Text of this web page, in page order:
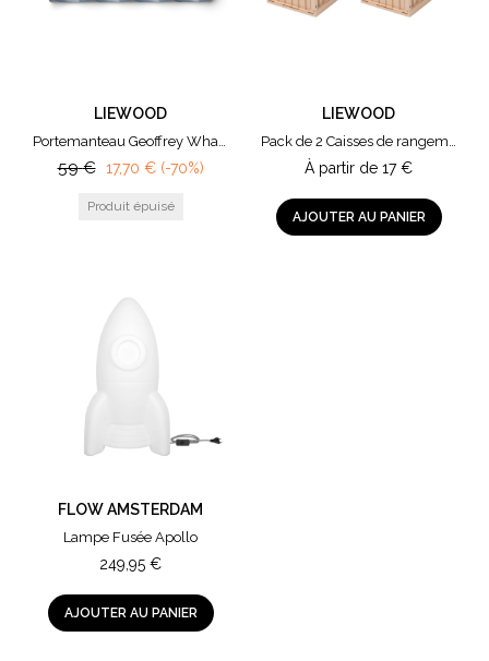
LIEWOOD
Portemanteau Geoffrey Whale Blue
59 € 17,70 € (-70%)
LIEWOOD
Pack de 2 Caisses de rangement Weston
À partir de 17 €
AJOUTER AU PANIER
FLOW AMSTERDAM
Lampe Fusée Apollo
249,95 €
AJOUTER AU PANIER